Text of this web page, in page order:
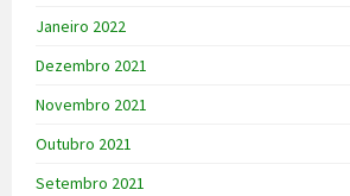
Janeiro 2022
Dezembro 2021
Novembro 2021
Outubro 2021
Setembro 2021